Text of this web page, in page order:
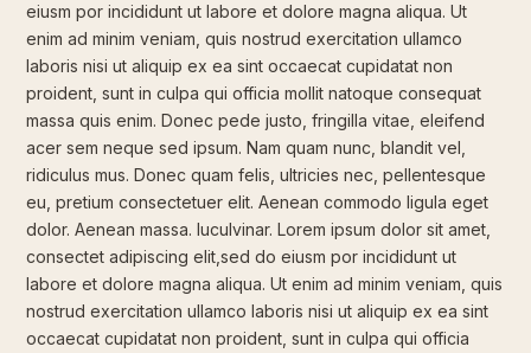
eiusm por incididunt ut labore et dolore magna aliqua. Ut
enim ad minim veniam, quis nostrud exercitation ullamco
laboris nisi ut aliquip ex ea sint occaecat cupidatat non
proident, sunt in culpa qui officia mollit natoque consequat
massa quis enim. Donec pede justo, fringilla vitae, eleifend
acer sem neque sed ipsum. Nam quam nunc, blandit vel,
ridiculus mus. Donec quam felis, ultricies nec, pellentesque
eu, pretium consectetuer elit. Aenean commodo ligula eget
dolor. Aenean massa. luculvinar. Lorem ipsum dolor sit amet,
consectet adipiscing elit,sed do eiusm por incididunt ut
labore et dolore magna aliqua. Ut enim ad minim veniam, quis
nostrud exercitation ullamco laboris nisi ut aliquip ex ea sint
occaecat cupidatat non proident, sunt in culpa qui officia